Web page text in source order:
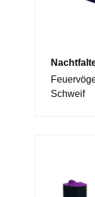
Schweif